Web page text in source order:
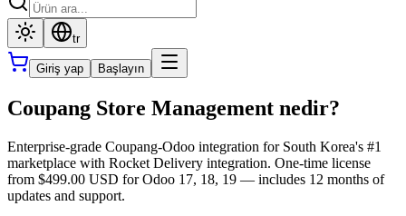
tr
Giriş yap Başlayın
Coupang Store Management nedir?
Enterprise-grade Coupang-Odoo integration for South Korea's #1
marketplace with Rocket Delivery integration. One-time license
from $499.00 USD for Odoo 17, 18, 19 — includes 12 months of
updates and support.